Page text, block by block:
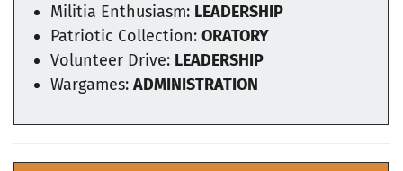
Militia Enthusiasm: LEADERSHIP
Patriotic Collection: ORATORY
Volunteer Drive: LEADERSHIP
Wargames: ADMINISTRATION